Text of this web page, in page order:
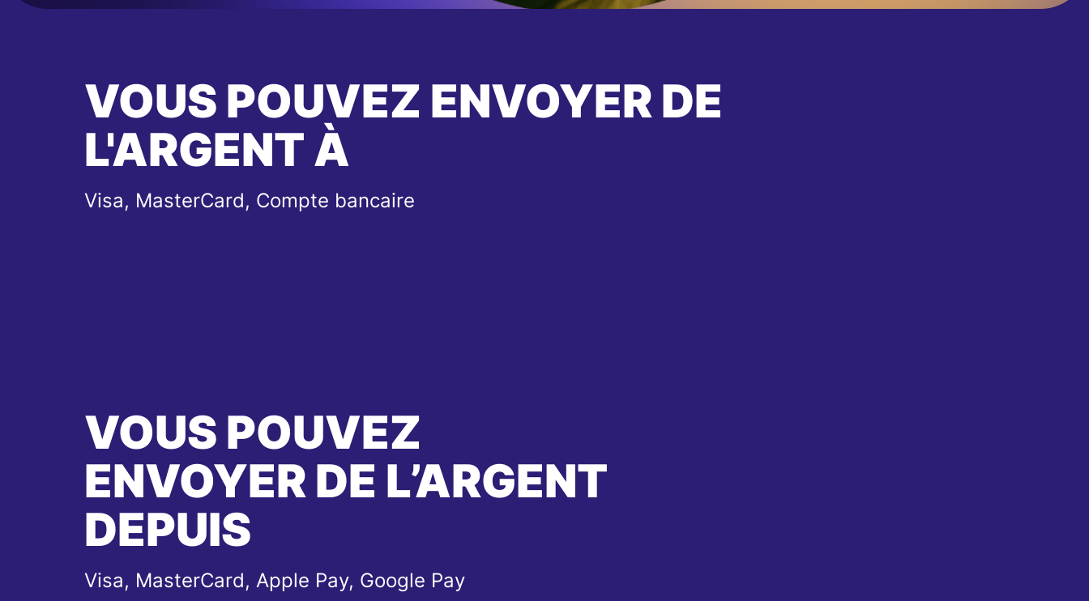
VOUS POUVEZ ENVOYER DE
L'ARGENT À
Visa, MasterCard, Compte bancaire
VOUS POUVEZ
ENVOYER DE L’ARGENT
DEPUIS
Visa, MasterCard, Apple Pay, Google Pay